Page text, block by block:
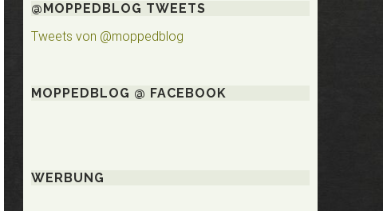
@MOPPEDBLOG TWEETS
Tweets von @moppedblog
MOPPEDBLOG @ FACEBOOK
WERBUNG